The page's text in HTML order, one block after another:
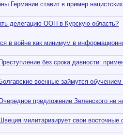
Германии ставит в пример
делегацию ООН в Курскую область?
в войне как минимум в
Преступление без срока давности:
Болгарские военные займутся
предложение Зеленского не
Швеция милитаризирует свои восточные